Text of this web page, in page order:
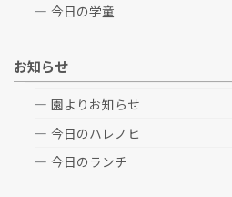
今日の学童
お知らせ
園よりお知らせ
今日のハレノヒ
今日のランチ